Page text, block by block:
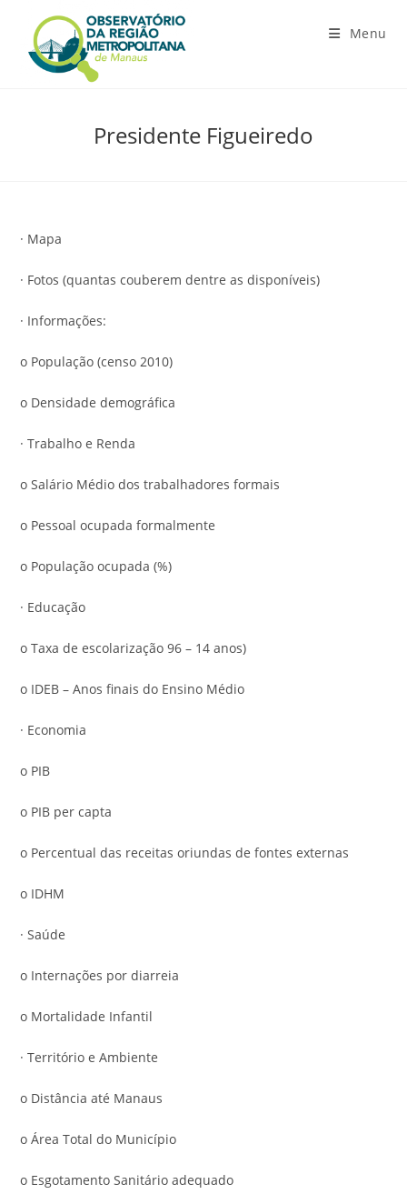
conteúdo
Menu
Presidente Figueiredo
· Mapa
· Fotos (quantas couberem dentre as disponíveis)
· Informações:
o População (censo 2010)
o Densidade demográfica
· Trabalho e Renda
o Salário Médio dos trabalhadores formais
o Pessoal ocupada formalmente
o População ocupada (%)
· Educação
o Taxa de escolarização 96 – 14 anos)
o IDEB – Anos finais do Ensino Médio
· Economia
o PIB
o PIB per capta
o Percentual das receitas oriundas de fontes externas
o IDHM
· Saúde
o Internações por diarreia
o Mortalidade Infantil
· Território e Ambiente
o Distância até Manaus
o Área Total do Município
o Esgotamento Sanitário adequado